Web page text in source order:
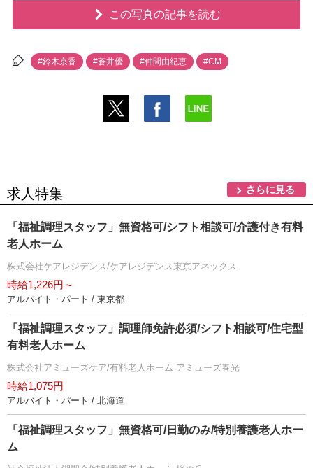
この写真の記事を読む
#鈴木京香 #蒼井優 #仲間由紀恵 #CM
求人特集 さらに見る
「福祉調理スタッフ」無資格可/シフト相談可/介護付き有料
老人ホーム
株式会社ケアレジデンス/ケアレジデンス東京アネックス
時給1,226円～
アルバイト・パート / 東京都
「福祉調理スタッフ」調理師免許必須/シフト相談可/住宅型
有料老人ホーム
株式会社アミューズケア/有料老人ホーム アミューズ春光
時給1,075円
アルバイト・パート / 北海道
「福祉調理スタッフ」無資格可/日勤のみ/特別養護老人ホー
ム